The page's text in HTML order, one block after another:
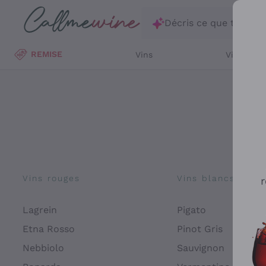
Passer au contenu principal
Décris ce que tu
REMISE Vins Vins
Vins rouges
Lagrein
Etna Rosso
Nebbiolo
Vins blancs
Pigato
Pinot Gris
Sauvignon